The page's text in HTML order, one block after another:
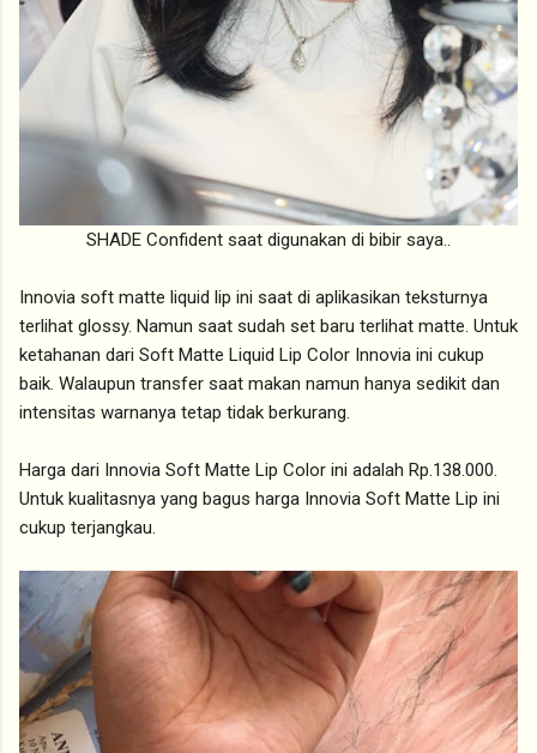
SHADE Confident saat digunakan di bibir saya..
Innovia soft matte liquid lip ini saat di aplikasikan teksturnya
terlihat glossy. Namun saat sudah set baru terlihat matte. Untuk
ketahanan dari Soft Matte Liquid Lip Color Innovia ini cukup
baik. Walaupun transfer saat makan namun hanya sedikit dan
intensitas warnanya tetap tidak berkurang.
Harga dari Innovia Soft Matte Lip Color ini adalah Rp.138.000.
Untuk kualitasnya yang bagus harga Innovia Soft Matte Lip ini
cukup terjangkau.